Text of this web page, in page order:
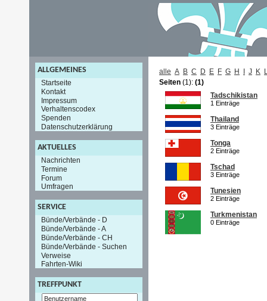
ALLGEMEINES
Startseite
Kontakt
Impressum
Verhaltenscodex
Spenden
Datenschutzerklärung
AKTUELLES
Nachrichten
Termine
Forum
Umfragen
SERVICE
Bünde/Verbände - D
Bünde/Verbände - A
Bünde/Verbände - CH
Bünde/Verbände - Suchen
Verweise
Fahrten-Wiki
TREFFPUNKT
alle A B C D E F G H J K
Seiten (1): (1)
Tadschikistan
1 Einträge
Thailand
3 Einträge
Tonga
2 Einträge
Tschad
3 Einträge
Tunesien
2 Einträge
Turkmenistan
0 Einträge